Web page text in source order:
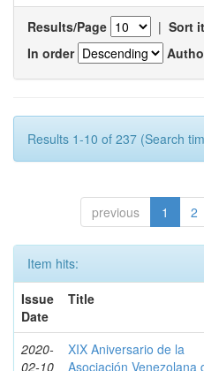
Results/Page | Sort
In order
Results 1-10 of 237 (Search
previous 1 2
Item hits:
Issue
Date
Title
2020-
02-10
XIX Aniversario de la
Asociación Venezolana